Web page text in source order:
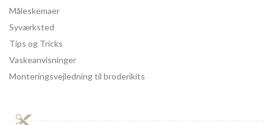
Måleskemaer
Syværksted
Tips og Tricks
Vaskeanvisninger
Monteringsvejledning til broderikits